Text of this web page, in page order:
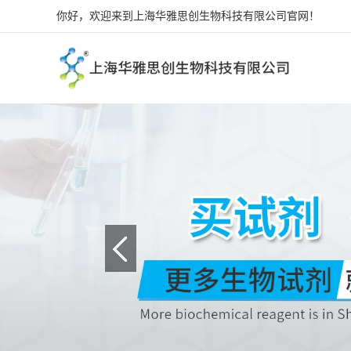
你好，欢迎来到上海华雅思创生物科技有限公司官网！